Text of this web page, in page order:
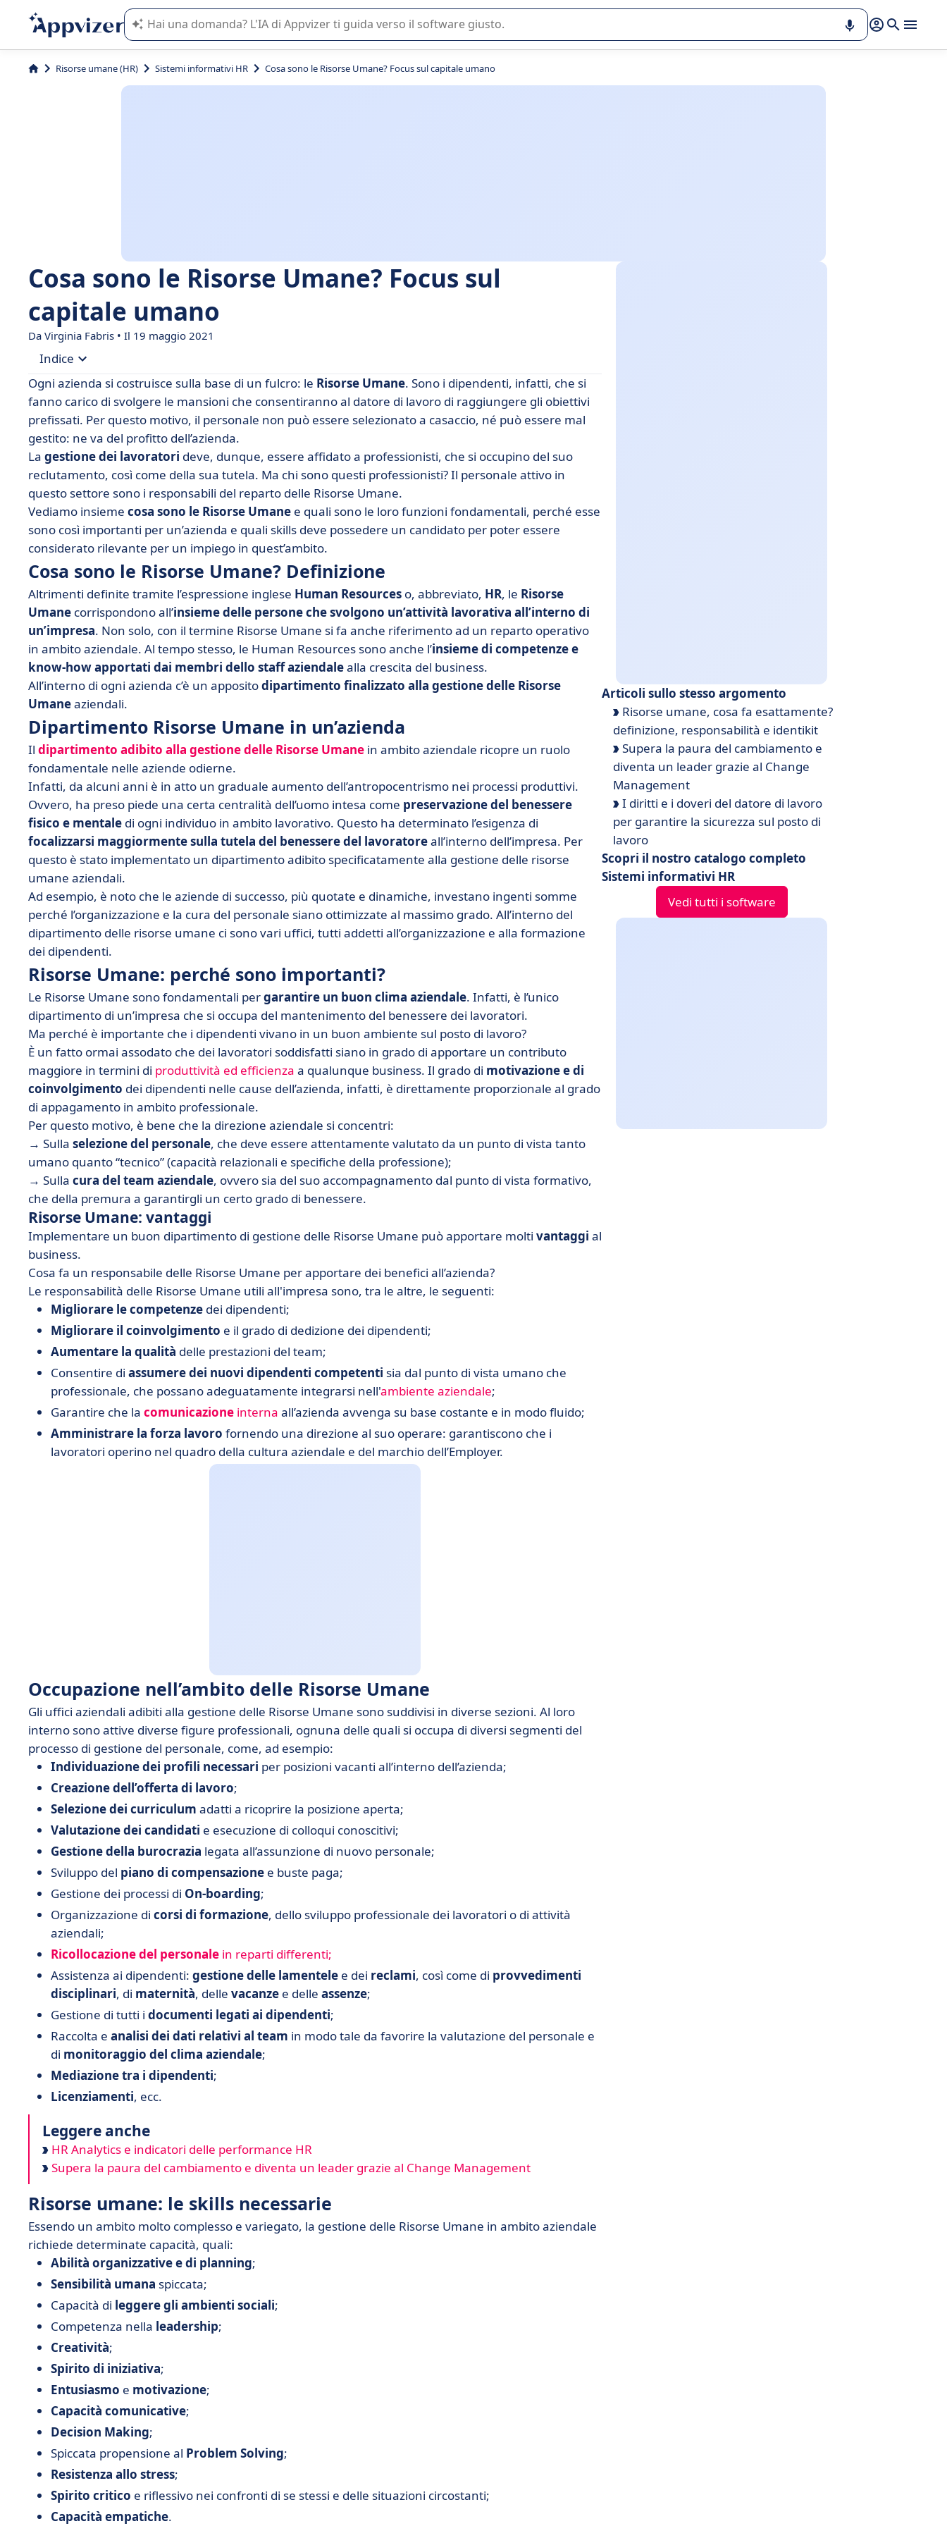
L'IA di Appvizer vi guida nell'utilizzo o nella scelta di un software SaaS per la vostra azienda.
Risorse umane (HR) Sistemi informativi HR Cosa sono le Risorse Umane? Focus sul capitale umano
Cosa sono le Risorse Umane? Focus sul
capitale umano
Da Virginia Fabris • Il 19 maggio 2021
Indice
• Cosa sono le Risorse Umane? Definizione
• Dipartimento Risorse Umane in un’azienda
• Risorse Umane: perché sono importanti?
• Occupazione nell’ambito delle Risorse Umane
• Risorse umane: le skills necessarie
• Risorse umane: la formazione richiesta
Ogni azienda si costruisce sulla base di un fulcro: le Risorse Umane. Sono i dipendenti, infatti, che si
fanno carico di svolgere le mansioni che consentiranno al datore di lavoro di raggiungere gli obiettivi
prefissati. Per questo motivo, il personale non può essere selezionato a casaccio, né può essere mal
gestito: ne va del profitto dell’azienda.
La gestione dei lavoratori deve, dunque, essere affidato a professionisti, che si occupino del suo
reclutamento, così come della sua tutela. Ma chi sono questi professionisti? Il personale attivo in
questo settore sono i responsabili del reparto delle Risorse Umane.
Vediamo insieme cosa sono le Risorse Umane e quali sono le loro funzioni fondamentali, perché esse
sono così importanti per un’azienda e quali skills deve possedere un candidato per poter essere
considerato rilevante per un impiego in quest’ambito.
Cosa sono le Risorse Umane? Definizione
Altrimenti definite tramite l’espressione inglese Human Resources o, abbreviato, HR, le Risorse
Umane corrispondono all’insieme delle persone che svolgono un’attività lavorativa all’interno di
un’impresa. Non solo, con il termine Risorse Umane si fa anche riferimento ad un reparto operativo
in ambito aziendale. Al tempo stesso, le Human Resources sono anche l’insieme di competenze e
know-how apportati dai membri dello staff aziendalealla crescita del business.
All’interno di ogni azienda c’è un appositodipartimento finalizzato alla gestione delle Risorse
Umaneaziendali.
Dipartimento Risorse Umane in un’azienda
Il dipartimento adibito alla gestione delle Risorse Umane in ambito aziendale ricopre un ruolo
fondamentale nelle aziende odierne.
Infatti, da alcuni anni è in atto un graduale aumento dell’antropocentrismo nei processi produttivi.
Ovvero, ha preso piede una certa centralità dell’uomo intesa come preservazione del benessere
fisico e mentale di ogni individuo in ambito lavorativo. Questo ha determinato l’esigenza di
focalizzarsi maggiormente sulla tutela del benessere del lavoratoreall’interno dell’impresa. Per
questo è stato implementato un dipartimento adibito specificatamente alla gestione delle risorse
umane aziendali.
Ad esempio, è noto che le aziende di successo, più quotate e dinamiche, investano ingenti somme
perché l’organizzazione e la cura del personale siano ottimizzate al massimo grado. All’interno del
dipartimento delle risorse umane ci sono vari uffici, tutti addetti all’organizzazione e alla formazione
dei dipendenti.
Risorse Umane: perché sono importanti?
Le Risorse Umane sono fondamentali pergarantire un buon clima aziendale. Infatti, è l’unico
dipartimento di un’impresa che si occupa del mantenimento del benessere dei lavoratori.
Ma perché è importante che i dipendenti vivano in un buon ambiente sul posto di lavoro?
È un fatto ormai assodato che dei lavoratori soddisfatti siano in grado di apportare un contributo
maggiore in termini di produttività ed efficienza a qualunque business. Il grado di motivazione e di
coinvolgimento dei dipendenti nelle cause dell’azienda, infatti, è direttamente proporzionale al grado
di appagamento in ambito professionale.
Per questo motivo, è bene che la direzione aziendale si concentri:
→ Sulla selezione del personale, che deve essere attentamente valutato da un punto di vista tanto
umano quanto “tecnico” (capacità relazionali e specifiche della professione);
→ Sulla cura del team aziendale, ovvero sia del suo accompagnamento dal punto di vista formativo,
che della premura a garantirgli un certo grado di benessere.
Risorse Umane: vantaggi
Implementare un buon dipartimento di gestione delle Risorse Umane può apportare molti vantaggi al
business.
Cosa fa un responsabile delle Risorse Umane per apportare dei benefici all’azienda?
Le responsabilità delle Risorse Umane utili all'impresa sono, tra le altre, le seguenti:
Migliorare le competenze dei dipendenti;
Migliorare il coinvolgimento e il grado di dedizione dei dipendenti;
Aumentare la qualità delle prestazioni del team;
Consentire di assumere dei nuovi dipendenti competenti sia dal punto di vista umano che
professionale, che possano adeguatamente integrarsi nell'ambiente aziendale;
Garantire che la comunicazione interna all’azienda avvenga su base costante e in modo fluido;
Amministrare la forza lavoro fornendo una direzione al suo operare: garantiscono che i
lavoratori operino nel quadro della cultura aziendale e del marchio dell’Employer.
Occupazione nell’ambito delle Risorse Umane
Gli uffici aziendali adibiti alla gestione delle Risorse Umane sono suddivisi in diverse sezioni. Al loro
interno sono attive diverse figure professionali, ognuna delle quali si occupa di diversi segmenti del
processo di gestione del personale, come, ad esempio:
Individuazione dei profili necessari per posizioni vacanti all’interno dell’azienda;
Creazione dell’offerta di lavoro;
Selezione dei curriculum adatti a ricoprire la posizione aperta;
Valutazione dei candidati e esecuzione di colloqui conoscitivi;
Gestione della burocrazia legata all’assunzione di nuovo personale;
Sviluppo del piano di compensazione e buste paga;
Gestione dei processi di On-boarding;
Organizzazione di corsi di formazione, dello sviluppo professionale dei lavoratori o di attività
aziendali;
Ricollocazione del personale in reparti differenti;
Assistenza ai dipendenti: gestione delle lamentele e dei reclami, così come di provvedimenti
disciplinari, di maternità, delle vacanze e delle assenze;
Gestione di tutti i documenti legati ai dipendenti;
Raccolta e analisi dei dati relativi al team in modo tale da favorire la valutazione del personale e
di monitoraggio del clima aziendale;
Mediazione tra i dipendenti;
Licenziamenti, ecc.
Leggere anche
HR Analytics e indicatori delle performance HR
Supera la paura del cambiamento e diventa un leader grazie al Change Management
Risorse umane: le skills necessarie
Essendo un ambito molto complesso e variegato, la gestione delle Risorse Umane in ambito aziendale
richiede determinate capacità, quali:
Abilità organizzative e di planning;
Sensibilità umana spiccata;
Capacità di leggere gli ambienti sociali;
Competenza nella leadership;
Creatività;
Spirito di iniziativa;
Entusiasmo e motivazione;
Capacità comunicative;
Decision Making;
Spiccata propensione al Problem Solving;
Resistenza allo stress;
Spirito critico e riflessivo nei confronti di se stessi e delle situazioni circostanti;
Capacità empatiche.
Articoli sullo stesso argomento
Risorse umane, cosa fa esattamente?
definizione, responsabilità e identikit
Supera la paura del cambiamento e
diventa un leader grazie al Change
Management
I diritti e i doveri del datore di lavoro
per garantire la sicurezza sul posto di
lavoro
Scopri il nostro catalogo completo
Sistemi informativi HR
Vedi tutti i software